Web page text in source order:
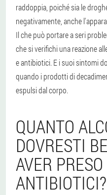
raddoppia, poiché sia le
negativamente, anche
Il che può portare a seri
che si verifichi una reazione
e antibiotici. E i suoi sintomi
quando i prodotti di
espulsi dal corpo.
QUANTO
DOVRESTI
AVER
ANTIBIOTICI?